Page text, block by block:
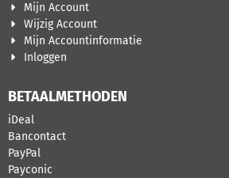
Mijn Account
Wijzig Account
Mijn Accountinformatie
Inloggen
BETAALMETHODEN
iDeal
Bancontact
PayPal
Payconic